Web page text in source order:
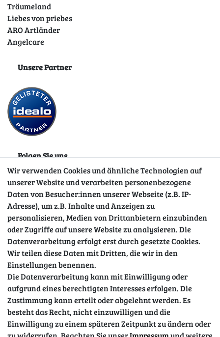
Träumeland
Liebes von priebes
ARO Artländer
Angelcare
Unsere Partner
Folgen Sie uns
Sicher einkaufen
Wir verwenden Cookies und ähnliche Technologien auf
unserer Website und verarbeiten personenbezogene
Daten von Besucher:innen unserer Webseite (z.B. IP-
Adresse), um z.B. Inhalte und Anzeigen zu
personalisieren, Medien von Drittanbietern einzubinden
oder Zugriffe auf unsere Website zu analysieren. Die
Datenverarbeitung erfolgt erst durch gesetzte Cookies.
Wir teilen diese Daten mit Dritten, die wir in den
Einstellungen benennen.
Die Datenverarbeitung kann mit Einwilligung oder
aufgrund eines berechtigten Interesses erfolgen. Die
Zustimmung kann erteilt oder abgelehnt werden. Es
besteht das Recht, nicht einzuwilligen und die
Einwilligung zu einem späteren Zeitpunkt zu ändern oder